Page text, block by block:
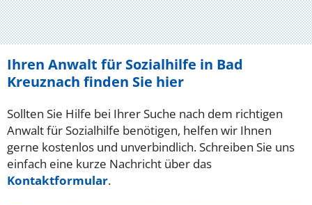
Ihren Anwalt für Sozialhilfe in Bad
Kreuznach finden Sie hier
Sollten Sie Hilfe bei Ihrer Suche nach dem richtigen
Anwalt für Sozialhilfe benötigen, helfen wir Ihnen
gerne kostenlos und unverbindlich. Schreiben Sie uns
einfach eine kurze Nachricht über das
Kontaktformular.